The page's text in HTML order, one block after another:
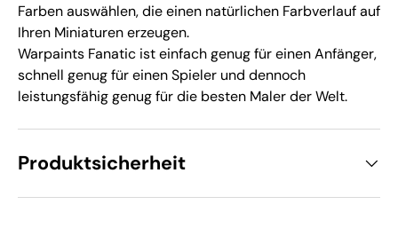
Farben auswählen, die einen natürlichen Farbverlauf auf
Ihren Miniaturen erzeugen.
Warpaints Fanatic ist einfach genug für einen Anfänger,
schnell genug für einen Spieler und dennoch
leistungsfähig genug für die besten Maler der Welt.
Produktsicherheit